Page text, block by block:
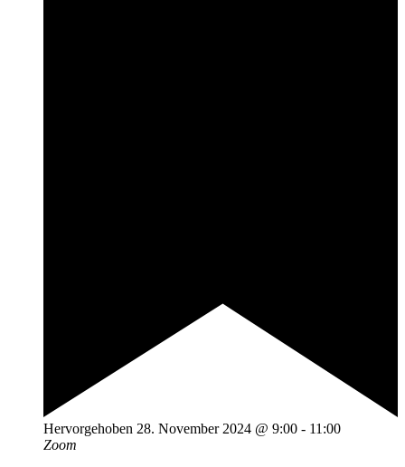
Hervorgehoben 28. November 2024 @ 9:00 - 11:00
Zoom